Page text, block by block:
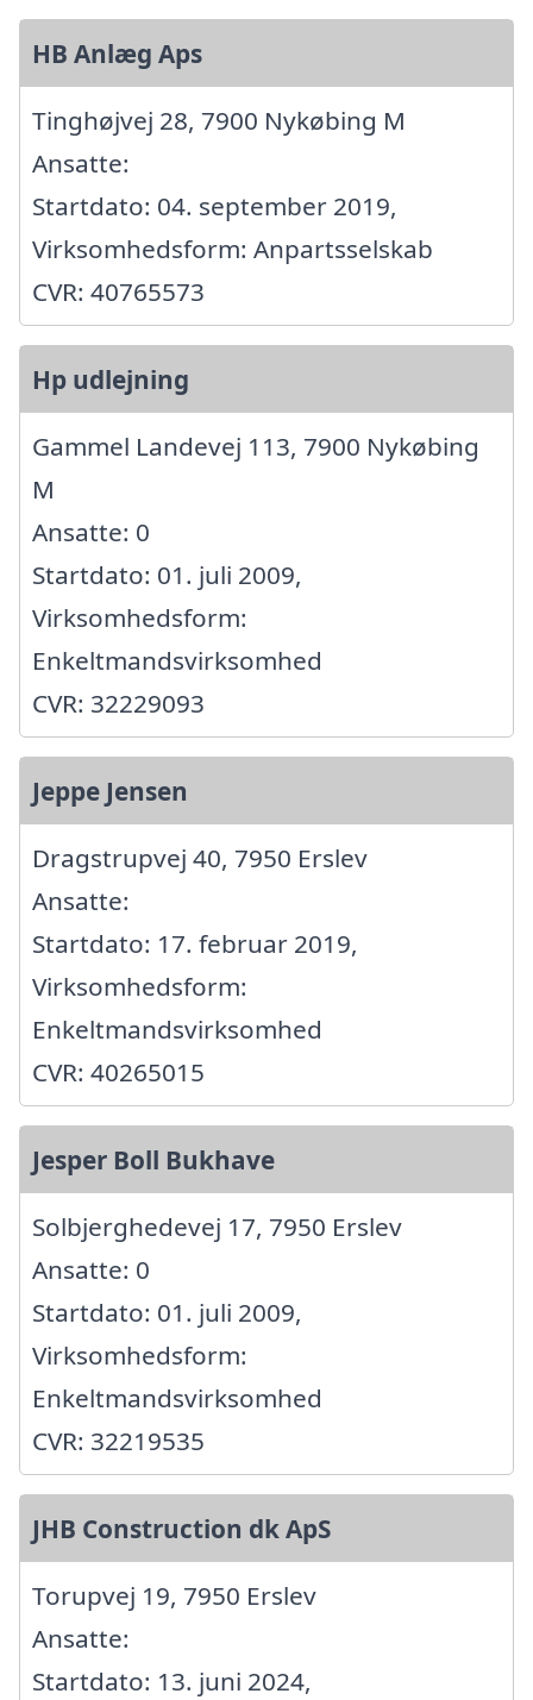
HB Anlæg Aps
Tinghøjvej 28, 7900 Nykøbing M
Ansatte:
Startdato: 04. september 2019,
Virksomhedsform: Anpartsselskab
CVR: 40765573
Hp udlejning
Gammel Landevej 113, 7900 Nykøbing
M
Ansatte: 0
Startdato: 01. juli 2009,
Virksomhedsform:
Enkeltmandsvirksomhed
CVR: 32229093
Jeppe Jensen
Dragstrupvej 40, 7950 Erslev
Ansatte:
Startdato: 17. februar 2019,
Virksomhedsform:
Enkeltmandsvirksomhed
CVR: 40265015
Jesper Boll Bukhave
Solbjerghedevej 17, 7950 Erslev
Ansatte: 0
Startdato: 01. juli 2009,
Virksomhedsform:
Enkeltmandsvirksomhed
CVR: 32219535
JHB Construction dk ApS
Torupvej 19, 7950 Erslev
Ansatte:
Startdato: 13. juni 2024,